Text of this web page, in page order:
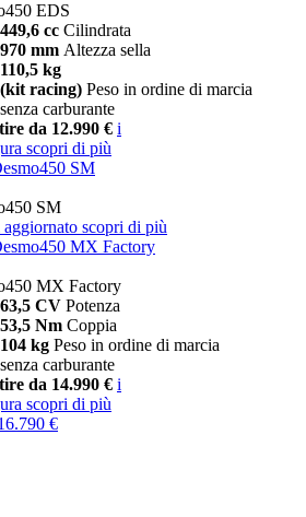
EDS
449,6 cc Cilindrata
970 mm Altezza sella
110,5 kg
(kit racing) Peso in ordine di marcia
senza carburante
da 12.990 € i
scopri di più
SM
SM
scopri di più
MX Factory
MX Factory
63,5 CV Potenza
53,5 Nm Coppia
104 kg Peso in ordine di marcia
senza carburante
da 14.990 € i
scopri di più
€